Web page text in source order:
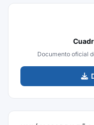
Documento oficial